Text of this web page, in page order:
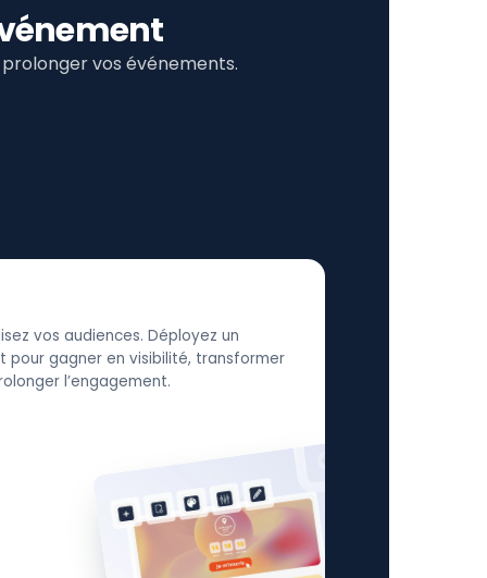
vos événements.
vos audiences. Déployez un
gagner en visibilité, transformer
l’engagement.